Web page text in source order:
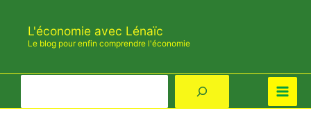
contenu
L'économie avec Lénaïc
Le blog pour enfin comprendre l'économie